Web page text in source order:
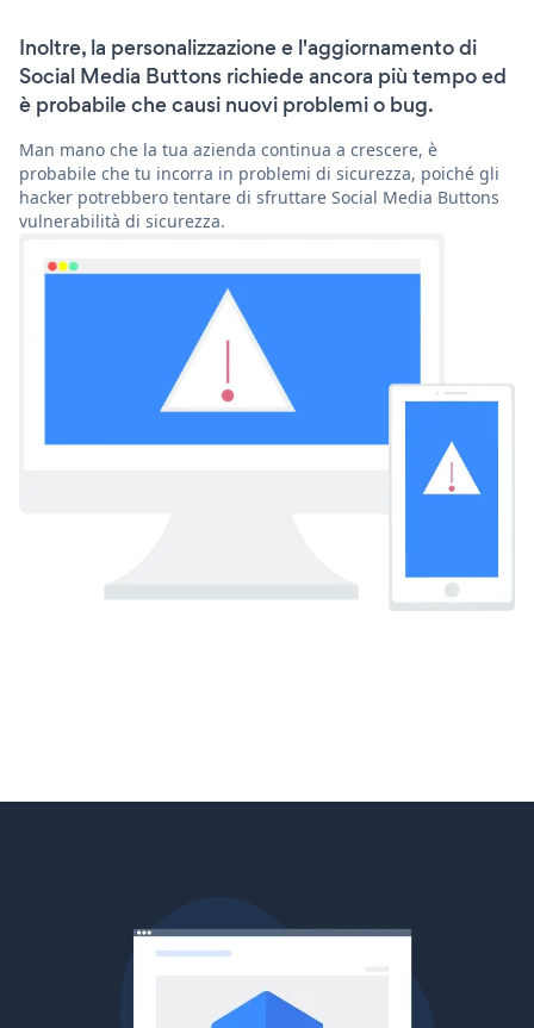
Inoltre, la personalizzazione e l'aggiornamento di
Social Media Buttons richiede ancora più tempo ed
è probabile che causi nuovi problemi o bug.
Man mano che la tua azienda continua a crescere, è
probabile che tu incorra in problemi di sicurezza, poiché gli
hacker potrebbero tentare di sfruttare Social Media Buttons
vulnerabilità di sicurezza.